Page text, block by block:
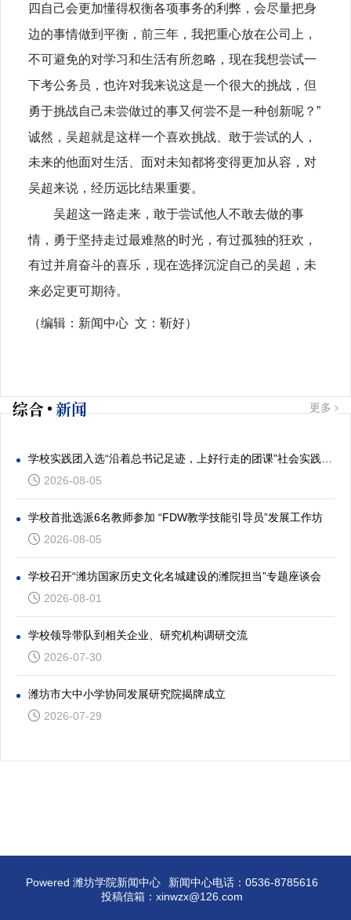
四自己会更加懂得权衡各项事务的利弊，会尽量把身
边的事情做到平衡，前三年，我把重心放在公司上，
不可避免的对学习和生活有所忽略，现在我想尝试一
下考公务员，也许对我来说这是一个很大的挑战，但
勇于挑战自己未尝做过的事又何尝不是一种创新呢？”
诚然，吴超就是这样一个喜欢挑战、敢于尝试的人，
未来的他面对生活、面对未知都将变得更加从容，对
吴超来说，经历远比结果重要。
吴超这一路走来，敢于尝试他人不敢去做的事
情，勇于坚持走过最难熬的时光，有过孤独的狂欢，
有过并肩奋斗的喜乐，现在选择沉淀自己的吴超，未
来必定更可期待。
（编辑：新闻中心 文： 靳好）
综合 新闻 更多
2026-08-05
学校首批选派6名教师参加 “FDW教学技能引导员”发展工作坊
2026-08-05
学校召开“潍坊国家历史文化名城建设的潍院担当”专题座谈会
2026-08-01
学校领导带队到相关企业、研究机构调研交流
2026-07-30
潍坊市大中小学协同发展研究院揭牌成立
2026-07-29
Powered 潍坊学院新闻中心
新闻中心电话：0536-8785616
投稿信箱：xinwzx@126.com